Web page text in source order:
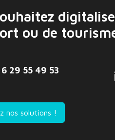
ou de
6 29 55 49 53
nos solutions !